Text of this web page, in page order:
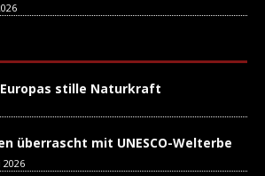
stille Naturkraft
überrascht mit UNESCO-Welterbe
2026